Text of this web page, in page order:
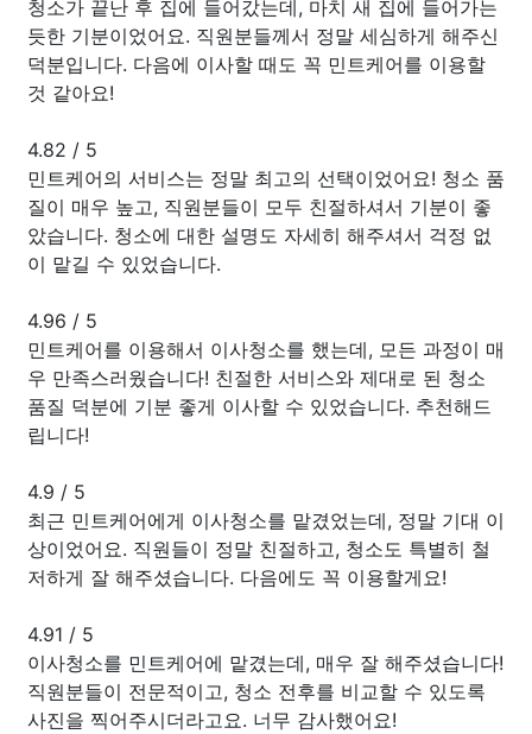
청소가 끝난 후 집에 들어갔는데, 마치 새 집에 들어가는
듯한 기분이었어요. 직원분들께서 정말 세심하게 해주신
덕분입니다. 다음에 이사할 때도 꼭 민트케어를 이용할
것 같아요!
4.82 / 5
민트케어의 서비스는 정말 최고의 선택이었어요! 청소 품
질이 매우 높고, 직원분들이 모두 친절하셔서 기분이 좋
았습니다. 청소에 대한 설명도 자세히 해주셔서 걱정 없
이 맡길 수 있었습니다.
4.96 / 5
민트케어를 이용해서 이사청소를 했는데, 모든 과정이 매
우 만족스러웠습니다! 친절한 서비스와 제대로 된 청소
품질 덕분에 기분 좋게 이사할 수 있었습니다. 추천해드
립니다!
4.9 / 5
최근 민트케어에게 이사청소를 맡겼었는데, 정말 기대 이
상이었어요. 직원들이 정말 친절하고, 청소도 특별히 철
저하게 잘 해주셨습니다. 다음에도 꼭 이용할게요!
4.91 / 5
이사청소를 민트케어에 맡겼는데, 매우 잘 해주셨습니다!
직원분들이 전문적이고, 청소 전후를 비교할 수 있도록
사진을 찍어주시더라고요. 너무 감사했어요!